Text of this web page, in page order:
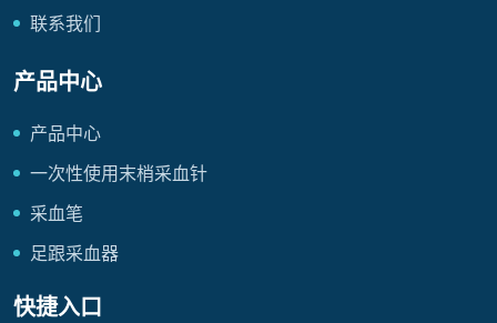
联系我们
产品中心
产品中心
一次性使用末梢采血针
采血笔
足跟采血器
快捷入口